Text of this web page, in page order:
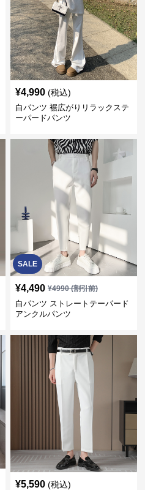
¥4,990 (税込)
白パンツ 裾広がりリラックステ
ーパードパンツ
SALE
¥4,490 ¥4990(割引前)
白パンツ ストレートテーパード
アンクルパンツ
¥5,590 (税込)